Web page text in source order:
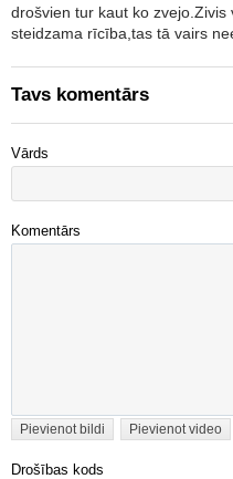
drošvien tur kaut ko
steidzama rīcība,tas tā vairs
Tavs komentārs
Vārds
Komentārs
Pievienot bildi Pievienot video
Drošības kods